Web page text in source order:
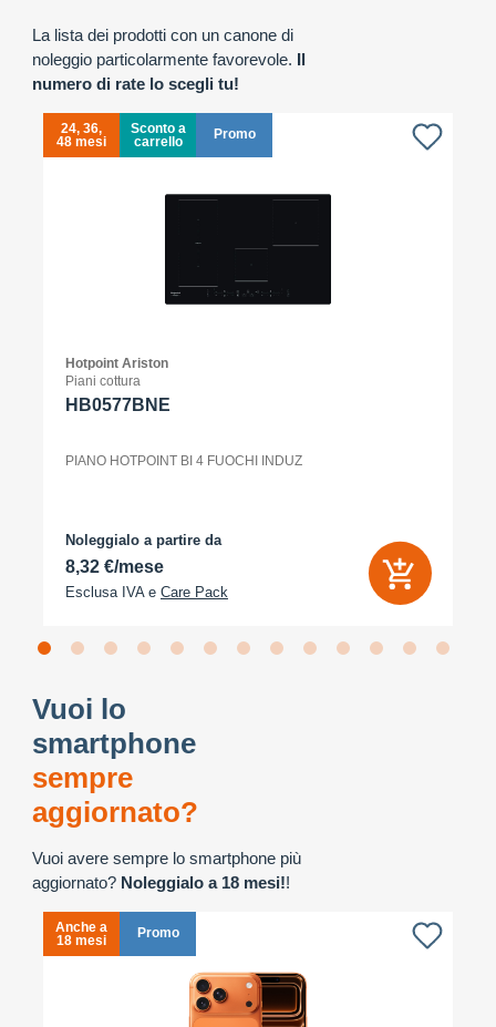
La lista dei prodotti con un canone di
noleggio particolarmente favorevole. Il
numero di rate lo scegli tu!
24, 36,
48 mesi
Sconto a
carrello
Promo
Hotpoint Ariston
Piani cottura
HB0577BNE
PIANO HOTPOINT BI 4 FUOCHI INDUZ
Noleggialo a partire da
8,32 €/mese
Esclusa IVA e Care Pack
Vuoi lo
smartphone
sempre
aggiornato?
Vuoi avere sempre lo smartphone più
aggiornato? Noleggialo a 18 mesi!!
Anche a
18 mesi
Promo